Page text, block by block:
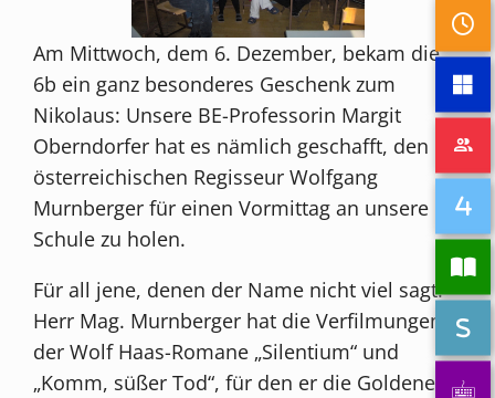
Am Mittwoch, dem 6. Dezember, bekam die
6b ein ganz besonderes Geschenk zum
Nikolaus: Unsere BE-Professorin Margit
Oberndorfer hat es nämlich geschafft, den
österreichischen Regisseur Wolfgang
Murnberger für einen Vormittag an unsere
Schule zu holen.
Für all jene, denen der Name nicht viel sagt:
Herr Mag. Murnberger hat die Verfilmungen
der Wolf Haas-Romane „Silentium“ und
„Komm, süßer Tod“, für den er die Goldene